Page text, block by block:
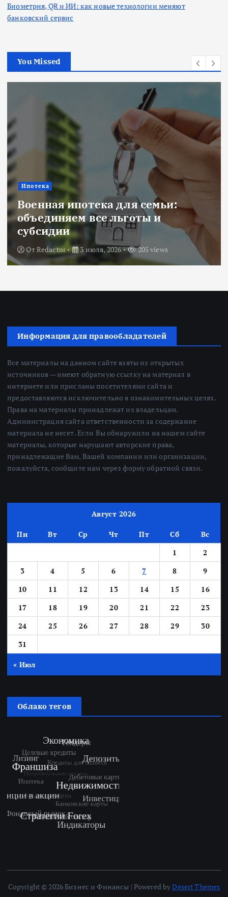
Биометрия, QR и ИИ: как новые технологии меняют
банковский сервис
You Missed
Ипотека
Военная ипотека для семьи:
объединяем все льготы и
субсидии
ОтRedactor 3 июля, 2026 205 views
Информация для правообладателей
Все материалы на данном сайте взяты из открытых
источников — имеют обратную ссылку на материал в
интернете или присланы посетителями сайта и
предоставляются исключительно в ознакомительных целях.
Права на материалы принадлежат их владельцам.
Администрация сайта ответственности за содержание
материала не несет. Если Вы обнаружили на нашем сайте
материалы, которые нарушают авторские права,
принадлежащие Вам, Вашей компании или организации,
пожалуйста, сообщите нам через форму обратной связи.
Август 2026
Пн Вт Ср Чт Пт Сб
Вс
1
2
3
4 5 6 7 8
9
10
11 12 13 14 15
16
17
18 19 20 21 22
23
24
25 26 27 28 29
30
31
« Июл
Облако тегов
Copyright © 2026 Бизнес и Финансы | Powered byDesert Themes